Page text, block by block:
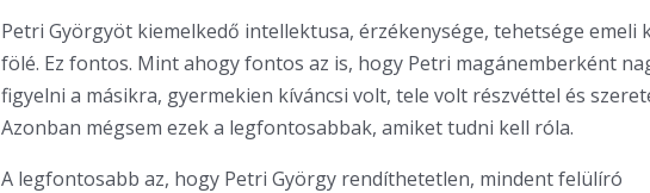
Petri Györgyöt kiemelkedő intellektusa, érzékenysége, tehetsége emeli
fölé. Ez fontos. Mint ahogy fontos az is, hogy Petri magánemberként
figyelni a másikra, gyermekien kíváncsi volt, tele volt részvéttel és
Azonban mégsem ezek a legfontosabbak, amiket tudni kell róla.
A legfontosabb az, hogy Petri György rendíthetetlen, mindent felülíró